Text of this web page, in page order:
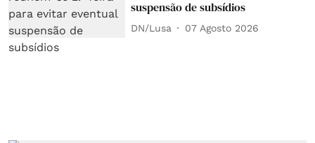
suspensão de subsídios
DN/Lusa 07 Agosto 2026